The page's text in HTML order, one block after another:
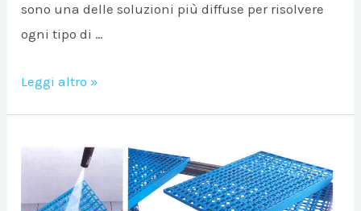
sono una delle soluzioni più diffuse per risolvere
ogni tipo di …
Scaffalatura
Ristorazione
Leggi altro »